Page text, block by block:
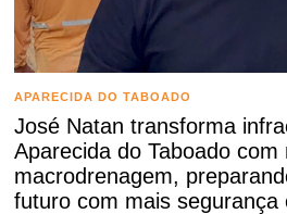
APARECIDA DO TABOADO
José Natan transforma
Aparecida do Taboado
macrodrenagem,
futuro com mais segurança